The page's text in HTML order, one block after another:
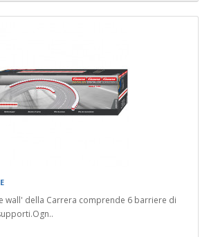
wall' della Carrera comprende 6 barriere di